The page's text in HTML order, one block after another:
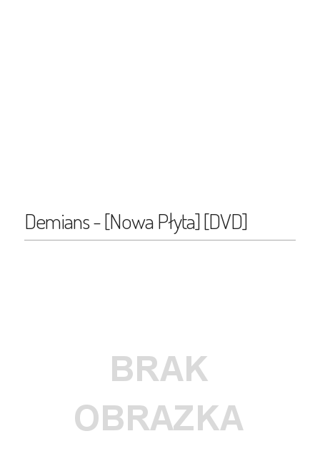
Demians - [Nowa Płyta] [DVD]